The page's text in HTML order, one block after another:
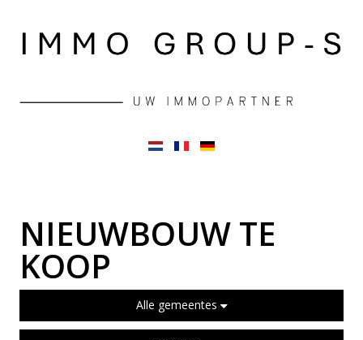
NIEUWBOUW TE
KOOP
Alle gemeentes